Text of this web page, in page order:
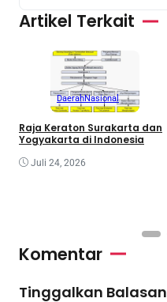
Artikel Terkait
DaerahNasional
Raja Keraton Surakarta dan
Yogyakarta di Indonesia
Juli 24, 2026
Komentar
Tinggalkan Balasan